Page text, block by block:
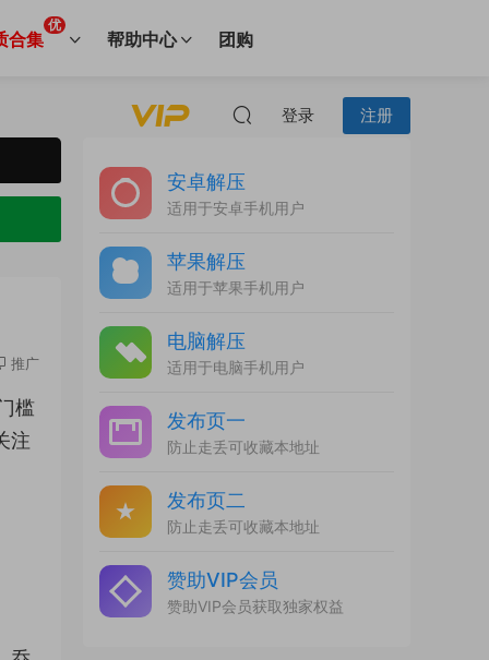
合集
优
帮助中心 团购
登录 注册
推广
槛
注
安卓解压
适用于安卓手机用户
苹果解压
适用于苹果手机用户
电脑解压
适用于电脑手机用户
发布页一
防止走丢可收藏本地址
发布页二
防止走丢可收藏本地址
赞助VIP会员
赞助VIP会员获取独家权益